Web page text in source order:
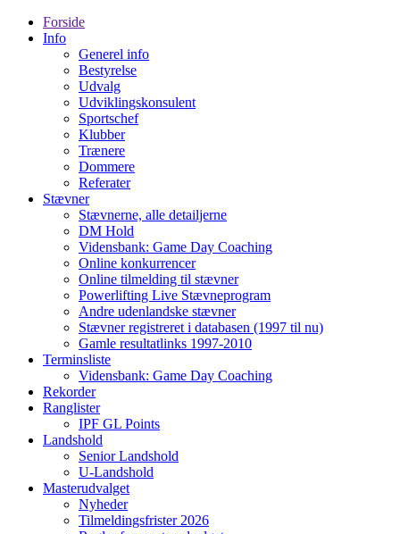
Forside
Info
Generel info
Bestyrelse
Udvalg
Udviklingskonsulent
Sportschef
Klubber
Trænere
Dommere
Referater
Stævner
Stævnerne, alle detailjerne
DM Hold
Vidensbank: Game Day Coaching
Online konkurrencer
Online tilmelding til stævner
Powerlifting Live Stævneprogram
Andre udenlandske stævner
Stævner registreret i databasen (1997 til nu)
Gamle resultatlinks 1997-2010
Terminsliste
Vidensbank: Game Day Coaching
Rekorder
Ranglister
IPF GL Points
Landshold
Senior Landshold
U-Landshold
Masterudvalget
Nyheder
Tilmeldingsfrister 2026